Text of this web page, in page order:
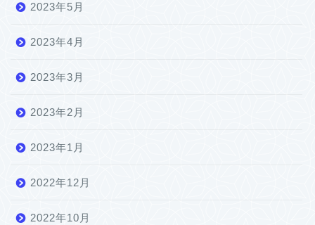
2023年5月
2023年4月
2023年3月
2023年2月
2023年1月
2022年12月
2022年10月